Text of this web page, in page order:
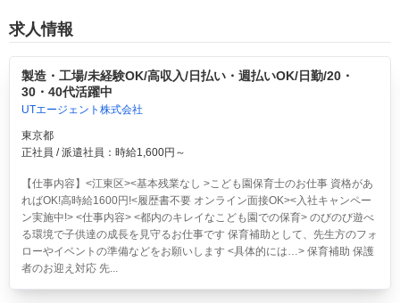
求人情報
製造・工場/未経験OK/高収入/日払い・週払いOK/日勤/20・
30・40代活躍中
UTエージェント株式会社
東京都
正社員 / 派遣社員：時給1,600円～
【仕事内容】<江東区><基本残業なし >こども園保育士のお仕事 資格があ
ればOK!高時給1600円!<履歴書不要 オンライン面接OK><入社キャンペー
ン実施中!> <仕事内容> <都内のキレイなこども園での保育> のびのび遊べ
る環境で子供達の成長を見守るお仕事です 保育補助として、先生方のフォ
ローやイベントの準備などをお願いします <具体的には…> 保育補助 保護
者のお迎え対応 先...